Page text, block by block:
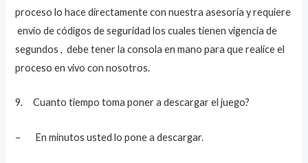
proceso lo hace directamente con nuestra asesoría y requiere
envio de códigos de seguridad los cuales tienen vigencia de
segundos , debe tener la consola en mano para que realice el
proceso en vivo con nosotros.
9. Cuanto tiempo toma poner a descargar el juego?
– En minutos usted lo pone a descargar.